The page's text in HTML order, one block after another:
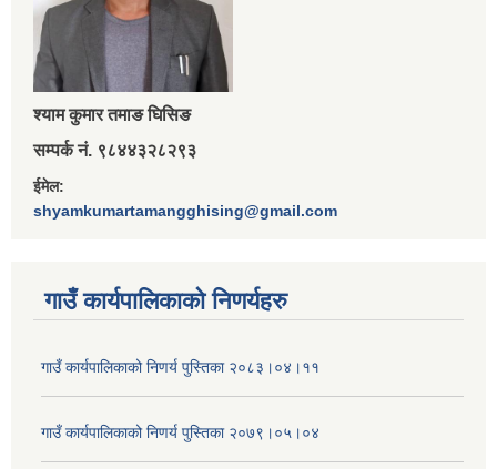
श्‍याम कुमार तमाङ घिसिङ
सम्पर्क नं. ९८४४३२८२९३
ईमेल:
shyamkumartamangghising@gmail.com
गाउँ कार्यपालिकाकाे निणर्यहरु
गाउँ कार्यपालिकाको निणर्य पुस्तिका २०८३।०४।११
गाउँ कार्यपालिकाको निणर्य पुस्तिका २०७९।०५।०४